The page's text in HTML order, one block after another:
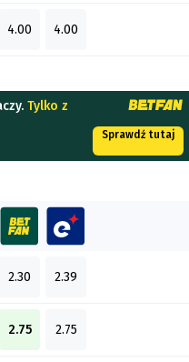
4.00 4.00
Tylko z
Sprawdź tutaj
2.30 2.39
2.75 2.75